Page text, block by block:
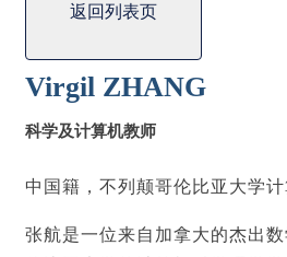
返回列表页
Virgil ZHANG
科学及计算机教师
中国籍，不列颠哥伦比亚大学计
张航是一位来自加拿大的杰出